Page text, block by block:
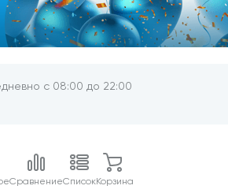
с 08:00 до 22:00
СравнениеСписокКорзина